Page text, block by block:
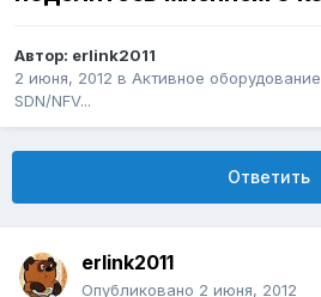
Автор: erlink2011
2 июня, 2012 в Активное
SDN/NFV...
Ответить
erlink2011
Опубликовано 2 июня, 2012